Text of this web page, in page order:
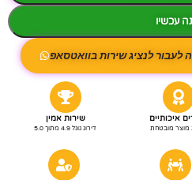
עכשיו
לעבור לנציג שירות בוואטסאפ
איכותיים
מוצר מובטחת
שירות אמין
דירוג גוגל 4.9 מתוך 5.0